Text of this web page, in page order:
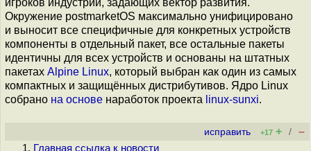
игроков индустрии, задающих вектор развития.
Окружение postmarketOS максимально унифицировано
и выносит все специфичные для конкретных устройств
компоненты в отдельный пакет, все остальные пакеты
идентичны для всех устройств и основаны на штатных
пакетах Alpine Linux, который выбран как один из самых
компактных и защищённых дистрибутивов. Ядро Linux
собрано на основе наработок проекта linux-sunxi.
исправить +17 + / –
Главная ссылка к новости